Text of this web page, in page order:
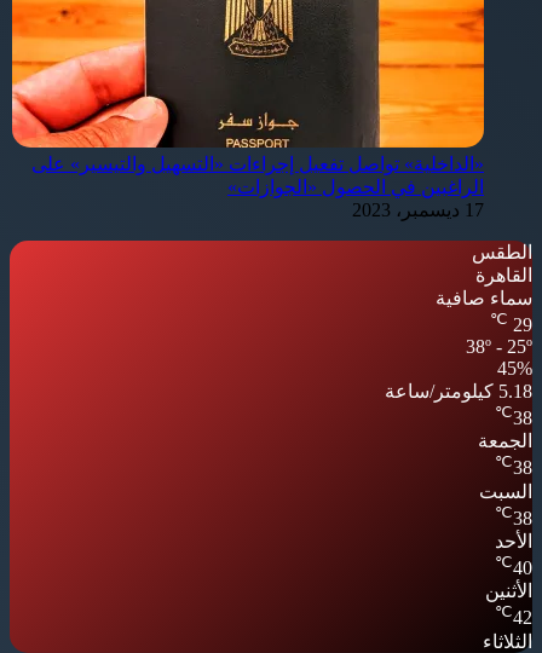
«الداخلية» تواصل تفعيل إجراءات «التسهيل والتيسير» على
الراغبين في الحصول «الجوازات»
17 ديسمبر، 2023
الطقس
القاهرة
سماء صافية
29
℃
38º - 25º
45%
5.18 كيلومتر/ساعة
38
℃
الجمعة
38
℃
السبت
38
℃
الأحد
40
℃
الأثنين
42
℃
الثلاثاء